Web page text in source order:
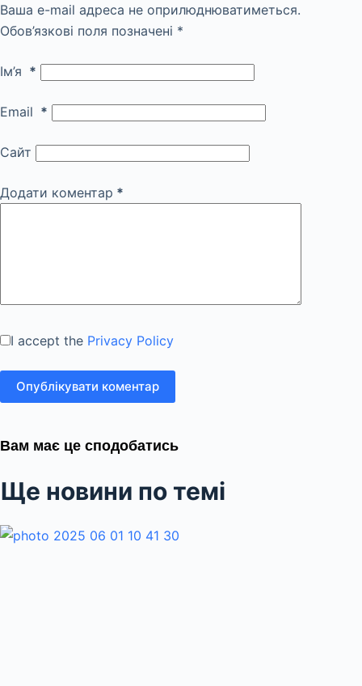
Ваша e-mail адреса не оприлюднюватиметься.
Обов’язкові поля позначені *
Ім’я *
Email *
Сайт
Додати коментар *
I accept the Privacy Policy
Опублікувати коментар
Вам має це сподобатись
Ще новини по темі